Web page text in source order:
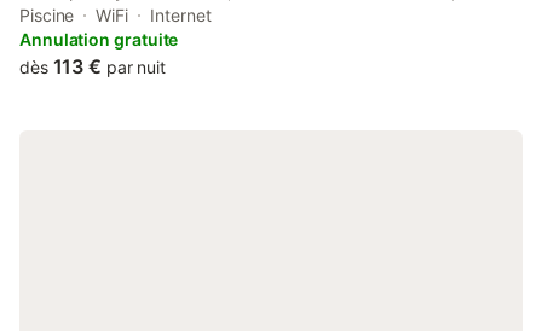
km from Reims Champagne Automobile Museum.
Piscine WiFi
Internet
Annulation gratuite
dès 113 € par nuit